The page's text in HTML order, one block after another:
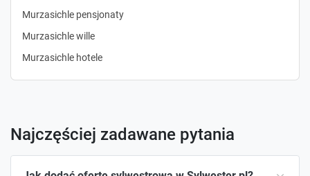
Murzasichle pensjonaty
Murzasichle wille
Murzasichle hotele
Najczęściej zadawane pytania